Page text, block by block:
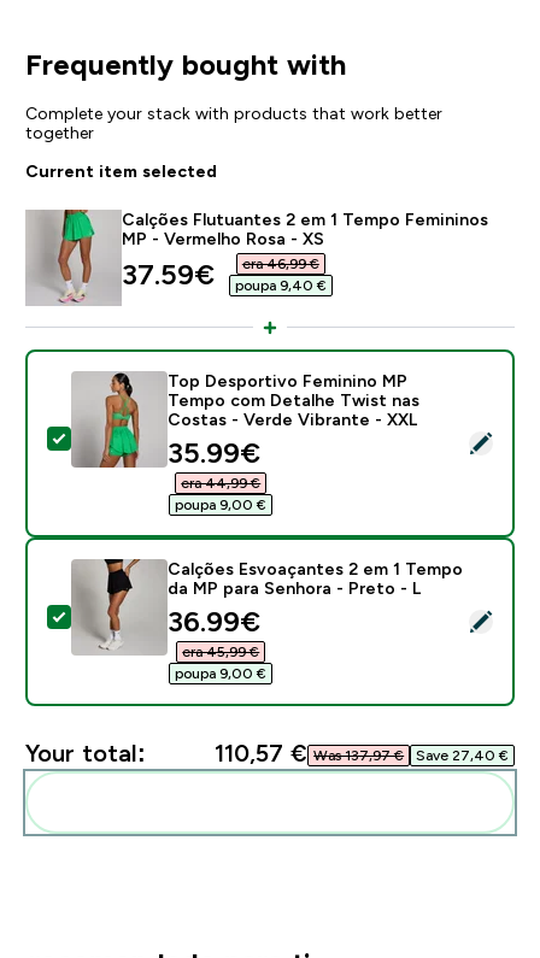
Frequently bought with
Complete your stack with products that work better
together
Current item selected
Calções Flutuantes 2 em 1 Tempo Femininos
MP - Vermelho Rosa - XS
discounted price
37.59€‎
era 46,99 €‎
poupa 9,40 €‎
Select this product - Top Desportivo Feminino MP
Top Desportivo Feminino MP
Tempo com Detalhe Twist nas
Costas - Verde Vibrante - XXL
discounted price
35.99€‎
era 44,99 €‎
poupa 9,00 €‎
Select this product - Calções Esvoaçantes 2 em 1
Calções Esvoaçantes 2 em 1 Tempo
da MP para Senhora - Preto - L
discounted price
36.99€‎
era 45,99 €‎
poupa 9,00 €‎
Your total: 110,57 €‎ Was 137,97 €‎ Save 27,40 €‎